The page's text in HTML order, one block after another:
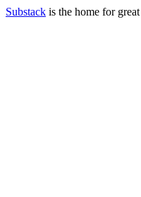
Substack is the home for